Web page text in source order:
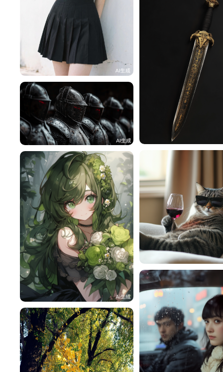
一不做事二不休息 145
^辰^
卡利维 49
lac
雪梨 116
🍀Lucky 浓🍓